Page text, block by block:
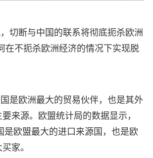
切断与中国的联系将彻底扼杀欧洲
在不扼杀欧洲经济的情况下实现脱
是欧洲最大的贸易伙伴，也是其外
来源。欧盟统计局的数据显示，
是欧盟最大的进口来源国，也是欧
家。